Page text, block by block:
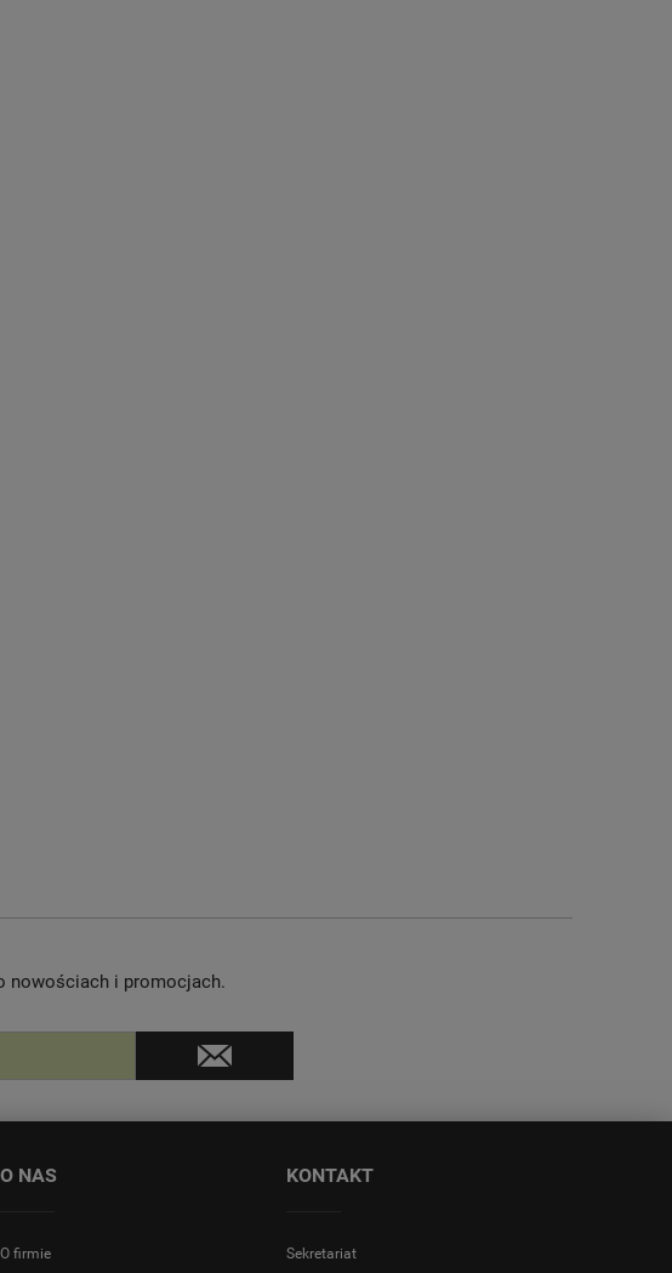
nowościach i promocjach.
O NAS
O firmie
KONTAKT
Sekretariat